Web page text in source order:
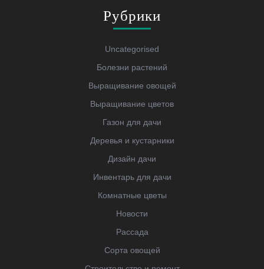
Рубрики
Uncategorised
Болезни растений
Выращивание овощей
Выращивание цветов
Газон для дачи
Деревья и кустарники
Дизайн дачи
Инвентарь для дачи
Комнатные цветы
Новости
Рассада
Сорта овощей